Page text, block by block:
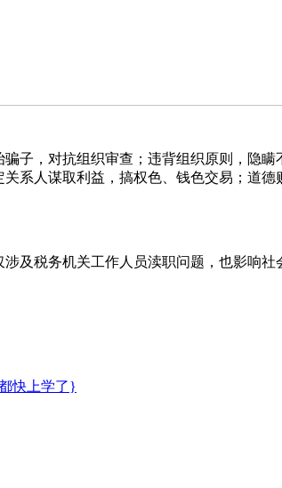
对抗组织审查；违背组织原则，隐瞒
系人谋取利益，搞权色、钱色交易；道
务机关工作人员渎职问题，也影响社
快上学了}